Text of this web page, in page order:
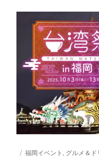
投 カ
福岡イベント , グルメ＆ド